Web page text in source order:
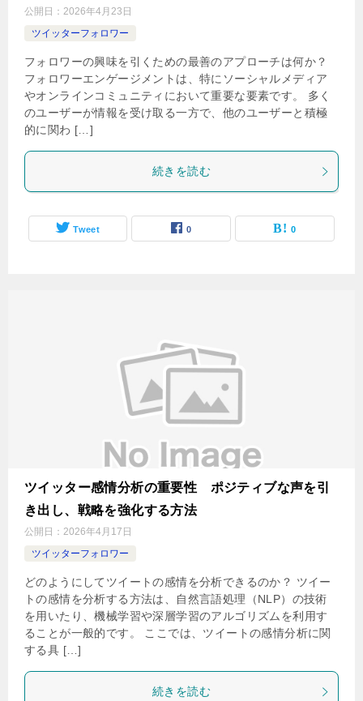
公開日： 2026年4月23日
ツイッターフォロワー
フォロワーの興味を引くための最善のアプローチは何か？
フォロワーエンゲージメントは、特にソーシャルメディア
やオンラインコミュニティにおいて重要な要素です。 多く
のユーザーが情報を受け取る一方で、他のユーザーと積極
的に関わ […]
続きを読む
Tweet 0 0
ツイッター感情分析の重要性 ポジティブな声を引
き出し、戦略を強化する方法
公開日： 2026年4月17日
ツイッターフォロワー
どのようにしてツイートの感情を分析できるのか？ ツイー
トの感情を分析する方法は、自然言語処理（NLP）の技術
を用いたり、機械学習や深層学習のアルゴリズムを利用す
ることが一般的です。 ここでは、ツイートの感情分析に関
する具 […]
続きを読む